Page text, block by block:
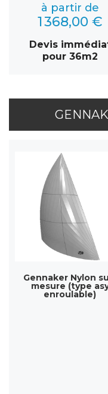
à partir de
1 368,00 €
Devis
pour 36m2
Gennaker Nylon
mesure (type
enroulable)